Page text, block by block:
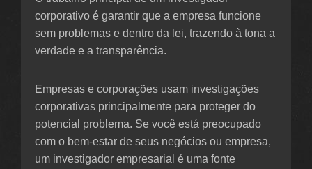
corporativo é garantir que a empresa funcione
sem problemas e dentro da lei, trazendo à tona a
verdade e a transparência.
Empresas e corporações usam investigações
corporativas principalmente para proteger do
potencial problema. Se você está preocupado
com o bem-estar de seus negócios ou empresa,
um investigador empresarial é uma fonte